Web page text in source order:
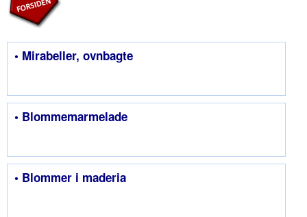
• Mirabeller, ovnbagte
• Blommemarmelade
• Blommer i maderia